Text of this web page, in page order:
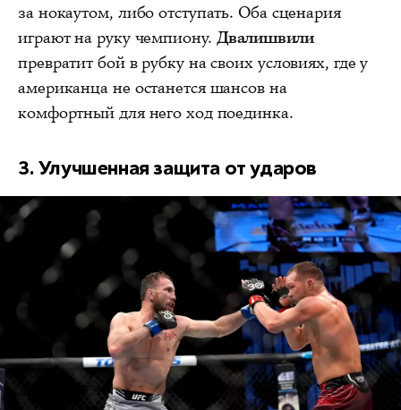
за нокаутом, либо отступать. Оба сценария
играют на руку чемпиону. Двалишвили
превратит бой в рубку на своих условиях, где у
американца не останется шансов на
комфортный для него ход поединка.
3. Улучшенная защита от ударов